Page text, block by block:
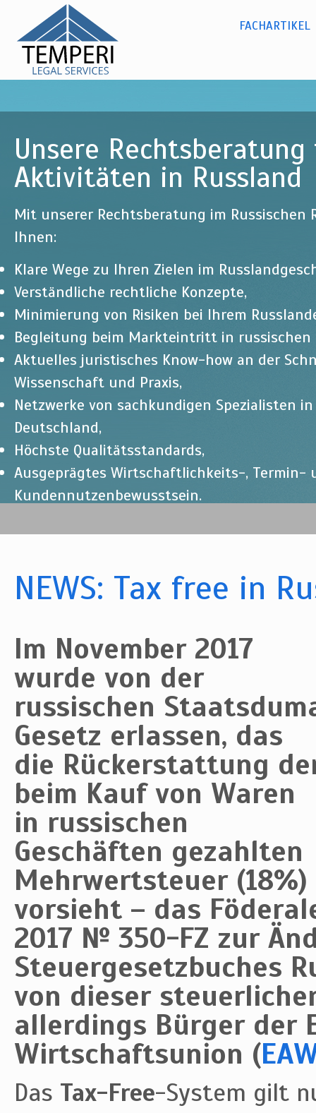
Dr. Olga
Kylina -
temperi
legal
services
Russisches Recht
HauptmenüFACHARTIKEL
Unsere
Aktivitäten in Russland
Mit unserer Rechtsberatung im Russischen
Ihnen:
Klare Wege zu Ihren Zielen im
Verständliche rechtliche Konzepte,
Minimierung von Risiken bei Ihrem
Begleitung beim Markteintritt in russischen
Aktuelles juristisches Know-how an der
Wissenschaft und Praxis,
Netzwerke von sachkundigen Spezialisten
Deutschland,
Höchste Qualitätsstandards,
Ausgeprägtes Wirtschaftlichkeits-, Termin-
Kundennutzenbewusstsein.
NEWS: Tax free in
Im November 2017
wurde von der
russischen
Gesetz erlassen, das
die Rückerstattung
beim Kauf von Waren
in russischen
Geschäften gezahlten
Mehrwertsteuer (18%)
vorsieht – das
2017 № 350-FZ zur
Steuergesetzbuches
von dieser
allerdings Bürger der
Wirtschaftsunion (
Das Tax-Free-System gilt